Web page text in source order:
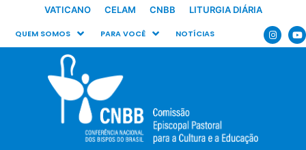
VATICANO CELAM CNBB LITURGIA DIÁRIA
QUEM SOMOS PARA VOCÊ NOTÍCIAS